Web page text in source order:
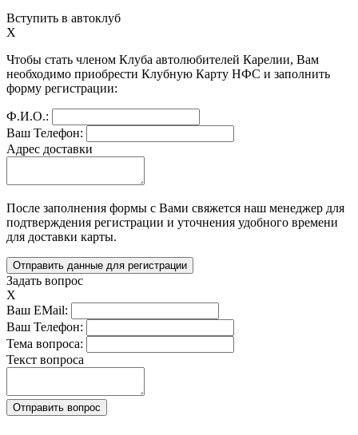
Вступить в автоклуб
X
Чтобы стать членом Клуба автолюбителей Карелии, Вам
необходимо приобрести Клубную Карту НФС и заполнить
форму регистрации:
Ф.И.О.:
Ваш Телефон:
Адрес доставки
После заполнения формы с Вами свяжется наш менеджер для
подтверждения регистрации и уточнения удобного времени
для доставки карты.
Задать вопрос
X
Ваш EMail:
Ваш Телефон:
Тема вопроса:
Текст вопроса